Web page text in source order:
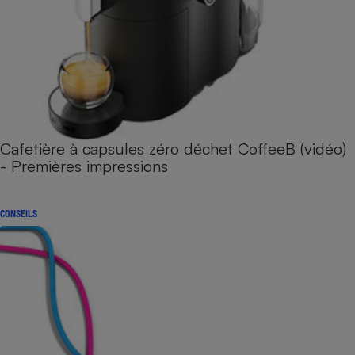
Cafetière à capsules zéro déchet CoffeeB (vidéo)
- Premières impressions
CONSEILS